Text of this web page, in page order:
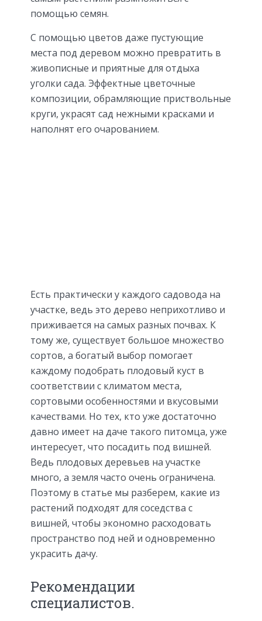
помощью семян.
С помощью цветов даже пустующие
места под деревом можно превратить в
живописные и приятные для отдыха
уголки сада. Эффектные цветочные
композиции, обрамляющие приствольные
круги, украсят сад нежными красками и
наполнят его очарованием.
Есть практически у каждого садовода на
участке, ведь это дерево неприхотливо и
приживается на самых разных почвах. К
тому же, существует большое множество
сортов, а богатый выбор помогает
каждому подобрать плодовый куст в
соответствии с климатом места,
сортовыми особенностями и вкусовыми
качествами. Но тех, кто уже достаточно
давно имеет на даче такого питомца, уже
интересует, что посадить под вишней.
Ведь плодовых деревьев на участке
много, а земля часто очень ограничена.
Поэтому в статье мы разберем, какие из
растений подходят для соседства с
вишней, чтобы экономно расходовать
пространство под ней и одновременно
украсить дачу.
Рекомендации
специалистов.